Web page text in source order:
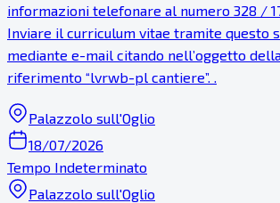
informazioni telefonare al numero 328 / 17
Inviare il curriculum vitae tramite questo
mediante e-mail citando nell’oggetto
riferimento “lvrwb-pl cantiere”. .
Palazzolo sull'Oglio
18/07/2026
Tempo Indeterminato
Palazzolo sull'Oglio